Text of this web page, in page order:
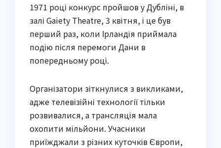
1971 році конкурс пройшов у Дубліні, в
залі Gaiety Theatre, 3 квітня, і це був
перший раз, коли Ірландія приймала
подію після перемоги Дани в
попередньому році.
Організатори зіткнулися з викликами,
адже телевізійні технології тільки
розвивалися, а трансляція мала
охопити мільйони. Учасники
приїжджали з різних куточків Європи,